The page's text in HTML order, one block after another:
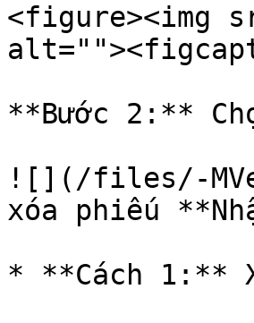
<figure><img
**Bước 2:**
![](/files/-
xóa phiếu
* **Cách 1:**